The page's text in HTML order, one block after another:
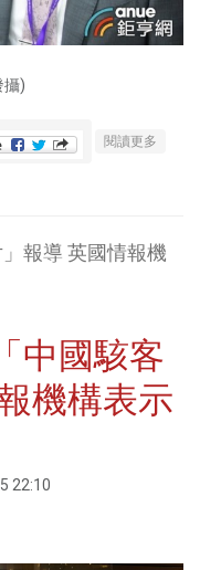
攝)
閱讀更多
備業嗅
半導體
報導 英國情報機
中國駭客
機構表示
22:10